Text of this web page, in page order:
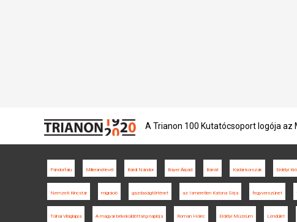
A Trianon 100 Kutatócsoport logója az
Pándorfalu Millerand-levél Bárdi Nándor Bayer Árpád Bánát Kádár-korszak Erdélyi
Nemzeti Kincstár migráció gazdaságtörténet az Ismeretlen Katona Sírja fegyverszünet
Tolnai Világlapja A magyar békeküldöttség naplója Roman Holec Erdélyi Múzeum Lendület